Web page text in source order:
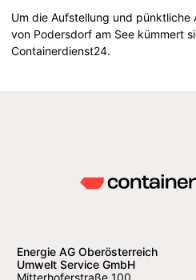
Um die Aufstellung und pünktliche
von Podersdorf am See kümmert
Containerdienst24.
Energie AG Oberösterreich
Umwelt Service GmbH